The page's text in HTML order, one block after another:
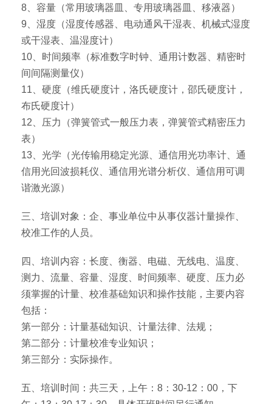
8、容量（常用玻璃器皿、专用玻璃器皿、移液器）
9、湿度（湿度传感器、电动通风干湿表、机械式湿度
或干湿表、温湿度计）
10、时间频率（标准数字时钟、通用计数器、精密时
间间隔测量仪）
11、硬度（维氏硬度计，洛氏硬度计，邵氏硬度计，
布氏硬度计）
12、压力（弹簧管式一般压力表，弹簧管式精密压力
表）
13、光学（光传输用稳定光源、通信用光功率计、通
信用光回波损耗仪、通信用光谱分析仪、通信用可调
谐激光源）
三、培训对象：企、事业单位中从事仪器计量操作、
校准工作的人员。
四、培训内容：长度、衡器、电磁、无线电、温度、
测力、流量、容量、湿度、时间频率、硬度、压力必
须掌握的计量、校准基础知识和操作技能，主要内容
包括：
第一部分：计量基础知识、计量法律、法规；
第二部分：计量校准专业知识；
第三部分：实际操作。
五、培训时间：共三天，上午：8：30-12：00，下